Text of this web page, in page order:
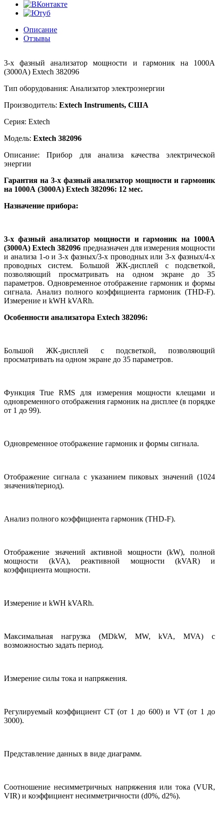
Описание
Отзывы
3-х фазный анализатор мощности и гармоник на 1000А
(3000A) Extech 382096
Тип оборудования: Анализатор электроэнергии
Производитель: Extech Instruments, США
Серия: Extech
Модель: Extech 382096
Описание: Прибор для анализа качества электрической
энергии
Гарантия на 3-х фазный анализатор мощности и гармоник
на 1000А (3000A) Extech 382096: 12 мес.
Назначение прибора:
3-х фазный анализатор мощности и гармоник на 1000А
(3000A) Extech 382096 предназначен для измерения мощности
и анализа 1-о и 3-х фазных/3-х проводных или 3-х фазных/4-х
проводных систем. Большой ЖК-дисплей с подсветкой,
позволяющий просматривать на одном экране до 35
параметров. Одновременное отображение гармоник и формы
сигнала. Анализ полного коэффициента гармоник (THD-F).
Измерение и kWH kVARh.
Особенности анализатора Extech 382096:
Большой ЖК-дисплей с подсветкой, позволяющий
просматривать на одном экране до 35 параметров.
Функция True RMS для измерения мощности клещами и
одновременного отображения гармоник на дисплее (в порядке
от 1 до 99).
Одновременное отображение гармоник и формы сигнала.
Отображение сигнала с указанием пиковых значений (1024
значения/период).
Анализ полного коэффициента гармоник (THD-F).
Отображение значений активной мощности (kW), полной
мощности (kVA), реактивной мощности (kVAR) и
коэффициента мощности.
Измерение и kWH kVARh.
Максимальная нагрузка (MDkW, MW, kVA, MVA) с
возможностью задать период.
Измерение силы тока и напряжения.
Регулируемый коэффициент СТ (от 1 до 600) и VT (от 1 до
3000).
Представление данных в виде диаграмм.
Соотношение несимметричных напряжения или тока (VUR,
VIR) и коэффициент несимметричности (d0%, d2%).